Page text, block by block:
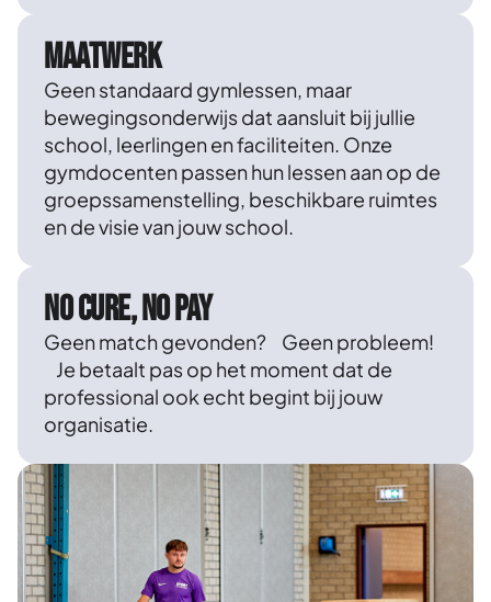
Maatwerk
Geen standaard gymlessen, maar
bewegingsonderwijs dat aansluit bij jullie
school, leerlingen en faciliteiten. Onze
gymdocenten passen hun lessen aan op de
groepssamenstelling, beschikbare ruimtes
en de visie van jouw school.
No cure, no pay
Geen match gevonden? Geen probleem!
Je betaalt pas op het moment dat de
professional ook echt begint bij jouw
organisatie.